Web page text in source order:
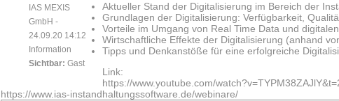
IAS MEXIS
GmbH -
24.09.20 14:12
Information
Sichtbar: Gast
Aktueller Stand der Digitalisierung im Bereich der
Grundlagen der Digitalisierung: Verfügbarkeit,
Vorteile im Umgang von Real Time Data und
Wirtschaftliche Effekte der Digitalisierung (anhand
Tipps und Denkanstöße für eine erfolgreiche
Link:
https://www.youtube.com/
https://www.ias-instandhaltungssoftware.de/webinare/